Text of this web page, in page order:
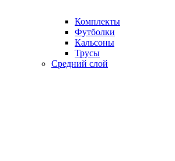
Комплекты
Футболки
Кальсоны
Трусы
Средний слой